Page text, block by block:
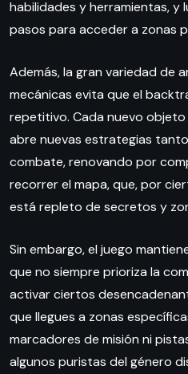
habilidades y herramientas, y
pasos para acceder a zonas
Además, la gran variedad de
mecánicas evita que el
repetitivo. Cada nuevo
abre nuevas estrategias
combate, renovando por
recorrer el mapa, que, por
está repleto de secretos y
Sin embargo, el juego
que no siempre prioriza la
activar ciertos
que llegues a zonas
marcadores de misión ni
algunos puristas del género